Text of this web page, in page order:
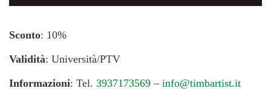
Sconto: 10%
Validità: Università/PTV
Informazioni: Tel. 3937173569 – info@timbartist.it